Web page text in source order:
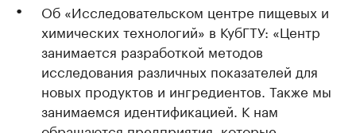
Об «Исследовательском центре пищевых и
химических технологий» в КубГТУ: «Центр
занимается разработкой методов
исследования различных показателей для
новых продуктов и ингредиентов. Также мы
занимаемся идентификацией. К нам